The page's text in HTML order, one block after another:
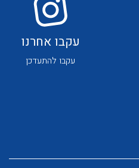
עקבו אחרנו
עקבו להתעדכן